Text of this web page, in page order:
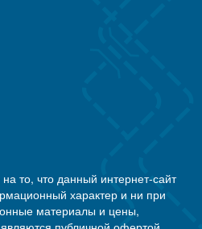
то, что данный интернет-сайт
характер и ни при
материалы и цены,